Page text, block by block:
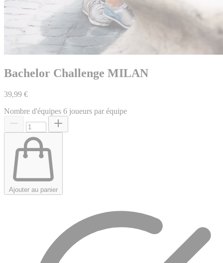
Bachelor Challenge MILAN
39,99 €
Nombre d'équipes 6 joueurs par équipe
Ajouter au panier